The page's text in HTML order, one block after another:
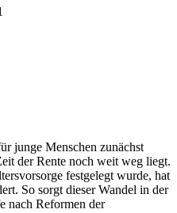
junge Menschen zunächst
der Rente noch weit weg liegt.
festgelegt wurde, hat
So sorgt dieser Wandel in der
nach Reformen der